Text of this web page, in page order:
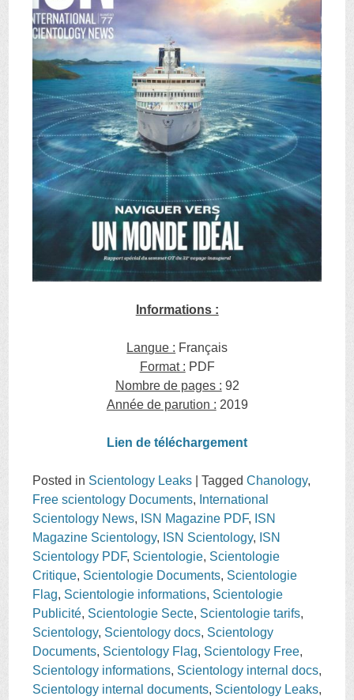
Informations :
Langue : Français
Format : PDF
Nombre de pages : 92
Année de parution : 2019
Lien de téléchargement
Posted in Scientology Leaks |TaggedChanology,
Free scientology Documents, International
Scientology News, ISN Magazine PDF, ISN
Magazine Scientology, ISN Scientology, ISN
Scientology PDF, Scientologie, Scientologie
Critique, Scientologie Documents, Scientologie
Flag, Scientologie informations, Scientologie
Publicité, Scientologie Secte, Scientologie tarifs,
Scientology, Scientology docs, Scientology
Documents, Scientology Flag, Scientology Free,
Scientology informations, Scientology internal docs,
Scientology internal documents, Scientology Leaks,